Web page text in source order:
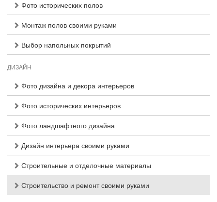
Фото исторических полов
Монтаж полов своими руками
Выбор напольных покрытий
ДИЗАЙН
Фото дизайна и декора интерьеров
Фото исторических интерьеров
Фото ландшафтного дизайна
Дизайн интерьера своими руками
Строительные и отделочные материалы
Строительство и ремонт своими руками